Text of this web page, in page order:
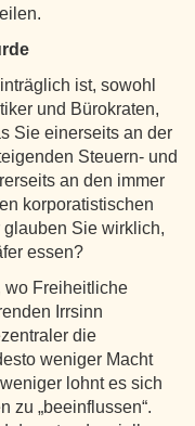
ist, sowohl
und Bürokraten,
Sie einerseits an der
Steuern- und
an den immer
korporatistischen
Sie wirklich,
essen?
wo Freiheitliche
Irrsinn
die
weniger Macht
lohnt es sich
zu „beeinflussen“.